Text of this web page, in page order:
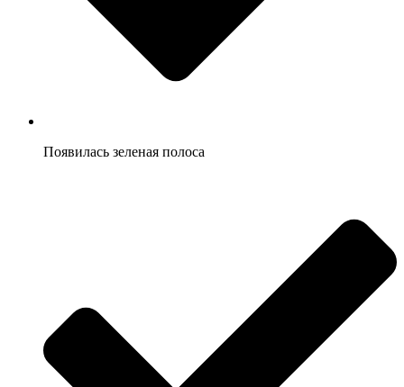
Появилась зеленая полоса